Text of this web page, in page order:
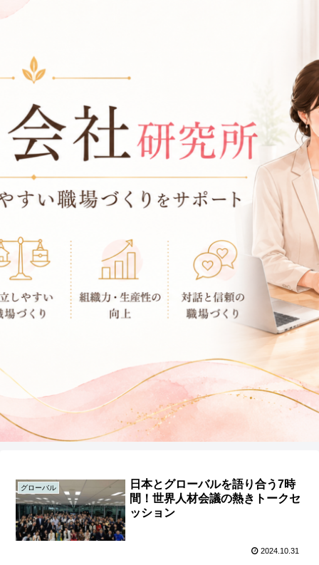
グローバル
日本とグローバルを語り合う7時
間！世界人材会議の熱きトークセ
ッション
2024.10.31